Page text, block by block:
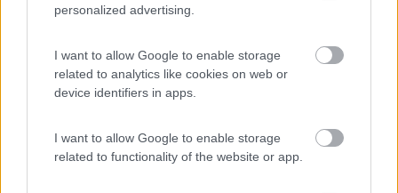
personalized advertising.
I want to allow Google to enable storage
related to analytics like cookies on web or
device identifiers in apps.
I want to allow Google to enable storage
related to functionality of the website or app.